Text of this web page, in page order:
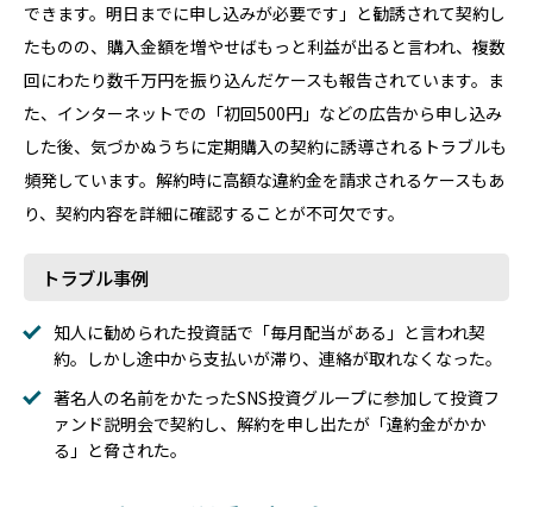
できます。明日までに申し込みが必要です」と勧誘されて契約し
たものの、購入金額を増やせばもっと利益が出ると言われ、複数
回にわたり数千万円を振り込んだケースも報告されています。ま
た、インターネットでの「初回500円」などの広告から申し込み
した後、気づかぬうちに定期購入の契約に誘導されるトラブルも
頻発しています。解約時に高額な違約金を請求されるケースもあ
り、契約内容を詳細に確認することが不可欠です。
トラブル事例
知人に勧められた投資話で「毎月配当がある」と言われ契
約。しかし途中から支払いが滞り、連絡が取れなくなった。
著名人の名前をかたったSNS投資グループに参加して投資フ
ァンド説明会で契約し、解約を申し出たが「違約金がかか
る」と脅された。